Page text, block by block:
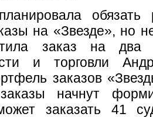
обязать
на «Звезде», но
заказ на два
и торговли
заказов
начнут
заказать 41